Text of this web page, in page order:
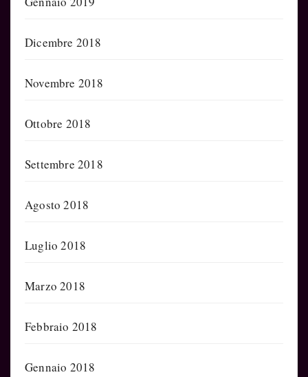
Dicembre 2018
Novembre 2018
Ottobre 2018
Settembre 2018
Agosto 2018
Luglio 2018
Marzo 2018
Febbraio 2018
Gennaio 2018